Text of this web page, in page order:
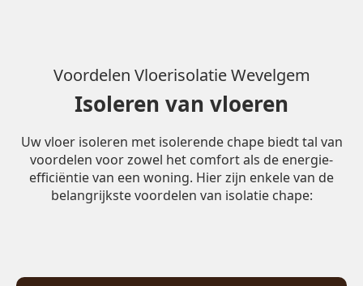
Voordelen Vloerisolatie Wevelgem
Isoleren van vloeren
Uw vloer isoleren met isolerende chape biedt tal van
voordelen voor zowel het comfort als de energie-
efficiëntie van een woning. Hier zijn enkele van de
belangrijkste voordelen van isolatie chape: